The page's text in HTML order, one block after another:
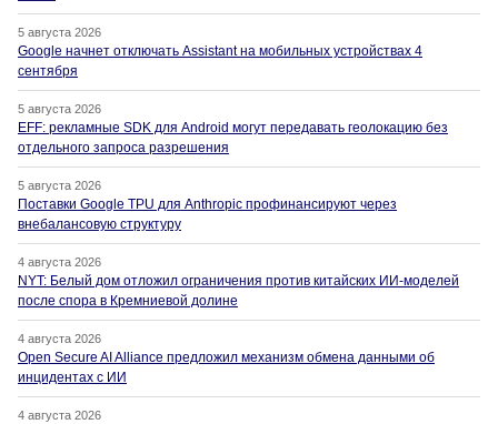
5 августа 2026
Google начнет отключать Assistant на мобильных устройствах 4
сентября
5 августа 2026
EFF: рекламные SDK для Android могут передавать геолокацию без
отдельного запроса разрешения
5 августа 2026
Поставки Google TPU для Anthropic профинансируют через
внебалансовую структуру
4 августа 2026
NYT: Белый дом отложил ограничения против китайских ИИ-моделей
после спора в Кремниевой долине
4 августа 2026
Open Secure AI Alliance предложил механизм обмена данными об
инцидентах с ИИ
4 августа 2026